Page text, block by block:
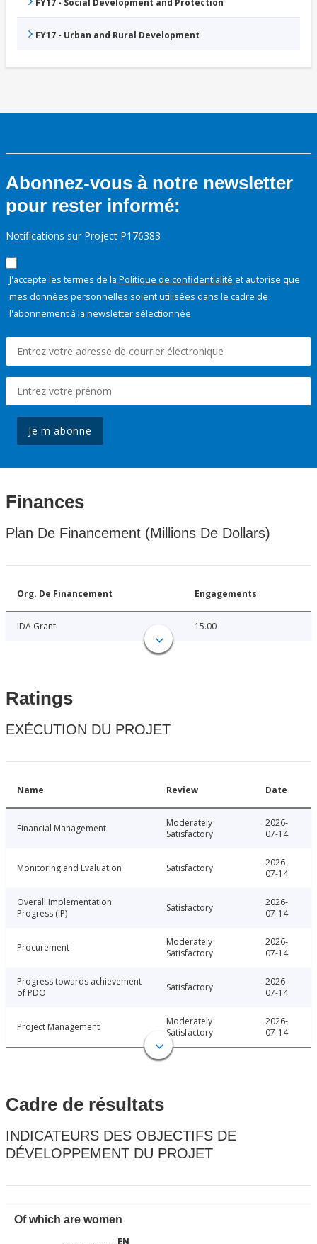
FY17 - Social Development and Protection
FY17 - Urban and Rural Development
Abonnez-vous à notre newsletter
pour rester informé:
Notifications sur Project P176383
J'accepte les termes de la Politique de confidentialité et autorise que
mes données personnelles soient utilisées dans le cadre de
l'abonnement à la newsletter sélectionnée.
Je m'abonne
Finances
Plan De Financement (Millions De Dollars)
Org. De Financement Engagements
IDA Grant 15.00
Ratings
EXÉCUTION DU PROJET
Name Review Date
Financial Management
Moderately
Satisfactory
2026-
07-14
Monitoring and Evaluation Satisfactory
2026-
07-14
Overall Implementation
Progress (IP)
Satisfactory
2026-
07-14
Procurement
Moderately
Satisfactory
2026-
07-14
Progress towards achievement
of PDO
Satisfactory
2026-
07-14
Project Management
Moderately
Satisfactory
2026-
07-14
Cadre de résultats
INDICATEURS DES OBJECTIFS DE
DÉVELOPPEMENT DU PROJET
Of which are women